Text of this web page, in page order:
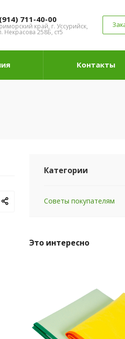
711-40-00
край, г. Уссурийск,
Некрасова 258Б, ст5
Контакты
Категории
Советы покупателям
Это интересно